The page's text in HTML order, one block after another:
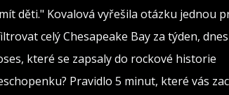
děti." Kovalová vyřešila otázku jednou
celý Chesapeake Bay za týden,
které se zapsaly do rockové historie
Pravidlo 5 minut, které vás